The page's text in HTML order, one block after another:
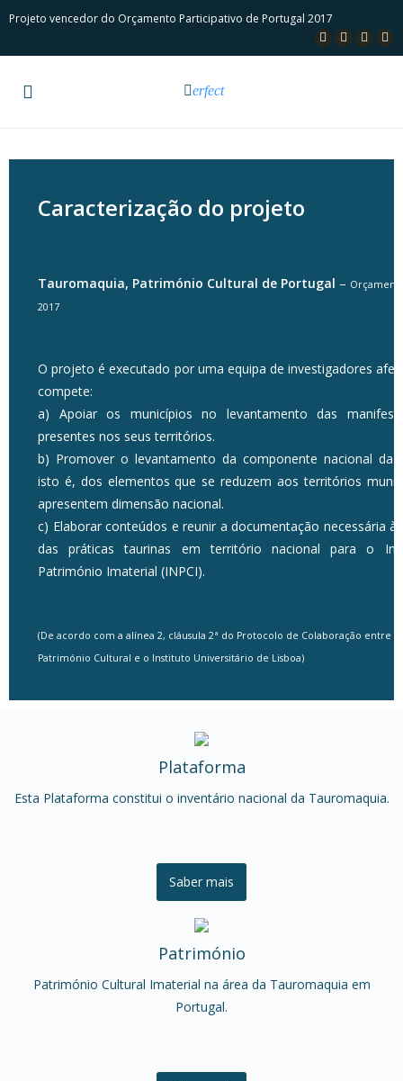
Projeto vencedor do Orçamento Participativo de Portugal 2017
erfect
Caracterização do projeto
Tauromaquia, Património Cultural de Portugal –
2017
O projeto é executado por uma equipa de investigadores
compete:
a) Apoiar os municípios no levantamento das
presentes nos seus territórios.
b) Promover o levantamento da componente nacional da
isto é, dos elementos que se reduzem aos territórios
apresentem dimensão nacional.
c) Elaborar conteúdos e reunir a documentação necessária
das práticas taurinas em território nacional para o
Património Imaterial (INPCI).
(De acordo com a alínea 2, cláusula 2ª do Protocolo de Colaboração entre
Património Cultural e o Instituto Universitário de Lisboa)
Plataforma
Esta Plataforma constitui o inventário nacional da Tauromaquia.
Saber mais
Património
Património Cultural Imaterial na área da Tauromaquia em
Portugal.